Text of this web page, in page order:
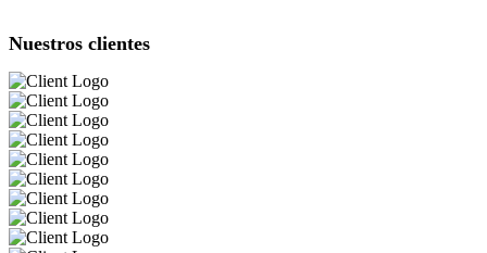
Nuestros clientes